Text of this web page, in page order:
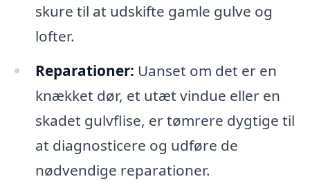
skure til at udskifte gamle gulve og
lofter.
Reparationer: Uanset om det er en
knækket dør, et utæt vindue eller en
skadet gulvflise, er tømrere dygtige til
at diagnosticere og udføre de
nødvendige reparationer.